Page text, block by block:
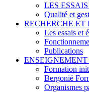
LES
Qualité et
RECHERCHE ET
Les essais et
Publications
Formation
Bergonié
Organismes